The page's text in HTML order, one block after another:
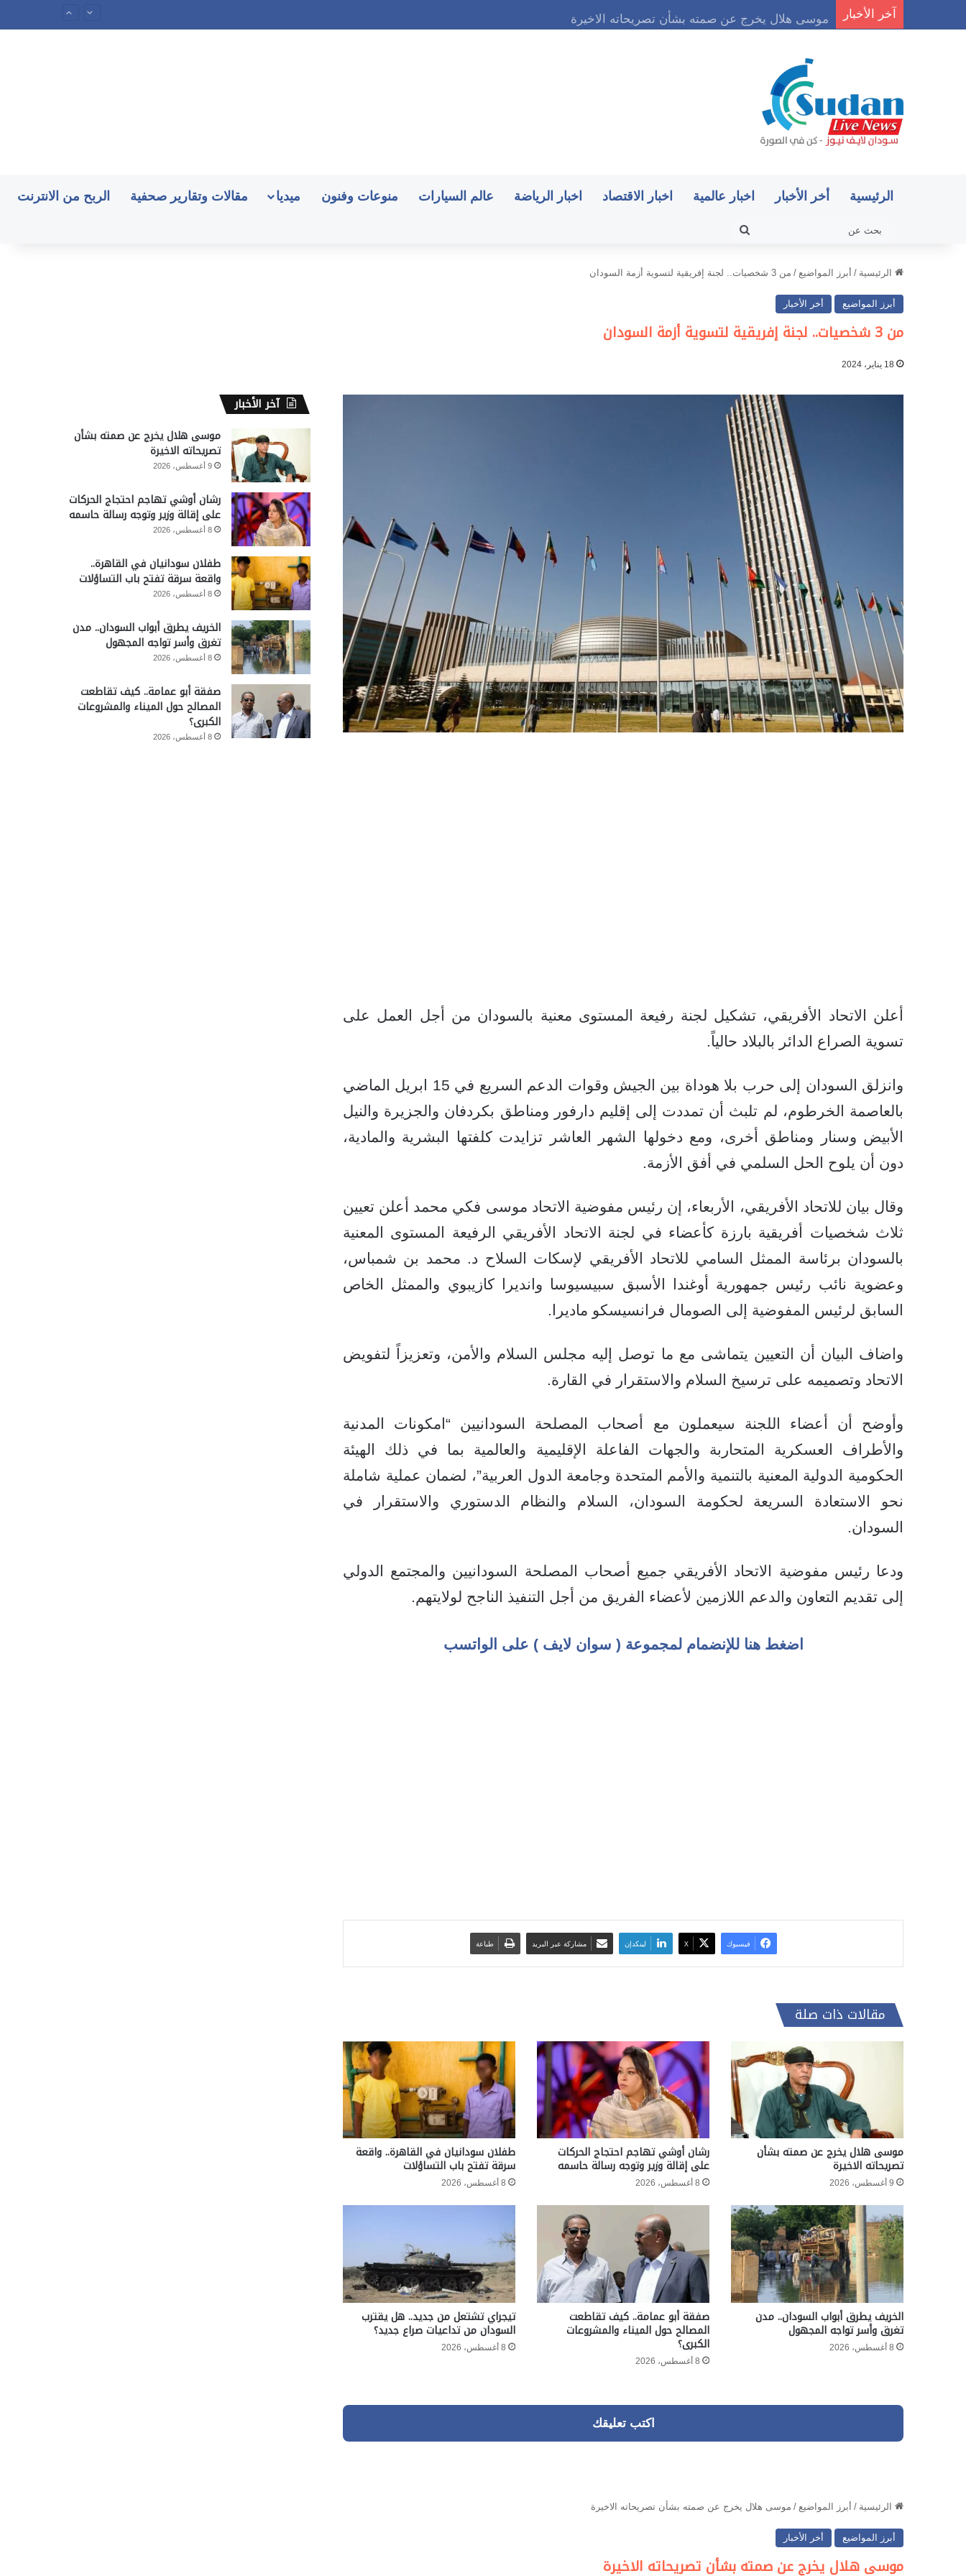
آخر الأخبار موسى هلال يخرج عن صمته بشأن تصريحاته الاخيرة
الرئيسية أخر الأخبار اخبار عالمية اخبار الاقتصاد اخبار الرياضة عالم السيارات منوعات وفنون ميديا مقالات وتقارير صحفية الربح من الانترنت
بحث
الرئيسية / أبرز المواضيع / من 3 شخصيات.. لجنة إفريقية لتسوية أزمة السودان
أبرز المواضيع أخر الأخبار
من 3 شخصيات.. لجنة إفريقية لتسوية أزمة السودان
18 يناير، 2024
أعلن الاتحاد الأفريقي، تشكيل لجنة رفيعة المستوى معنية بالسودان من أجل العمل على
تسوية الصراع الدائر بالبلاد حالياً.
وانزلق السودان إلى حرب بلا هوداة بين الجيش وقوات الدعم السريع في 15 ابريل الماضي
بالعاصمة الخرطوم، لم تلبث أن تمددت إلى إقليم دارفور ومناطق بكردفان والجزيرة والنيل
الأبيض وسنار ومناطق أخرى، ومع دخولها الشهر العاشر تزايدت كلفتها البشرية والمادية،
دون أن يلوح الحل السلمي في أفق الأزمة.
وقال بيان للاتحاد الأفريقي، الأربعاء، إن رئيس مفوضية الاتحاد موسى فكي محمد أعلن تعيين
ثلاث شخصيات أفريقية بارزة كأعضاء في لجنة الاتحاد الأفريقي الرفيعة المستوى المعنية
بالسودان برئاسة الممثل السامي للاتحاد الأفريقي لإسكات السلاح د. محمد بن شمباس،
وعضوية نائب رئيس جمهورية أوغندا الأسبق سبيسيوسا وانديرا كازيبوي والممثل الخاص
السابق لرئيس المفوضية إلى الصومال فرانسيسكو ماديرا.
واضاف البيان أن التعيين يتماشى مع ما توصل إليه مجلس السلام والأمن، وتعزيزاً لتفويض
الاتحاد وتصميمه على ترسيخ السلام والاستقرار في القارة.
وأوضح أن أعضاء اللجنة سيعملون مع أصحاب المصلحة السودانيين “امكونات المدنية
والأطراف العسكرية المتحاربة والجهات الفاعلة الإقليمية والعالمية بما في ذلك الهيئة
الحكومية الدولية المعنية بالتنمية والأمم المتحدة وجامعة الدول العربية”، لضمان عملية شاملة
نحو الاستعادة السريعة لحكومة السودان، السلام والنظام الدستوري والاستقرار في
السودان.
ودعا رئيس مفوضية الاتحاد الأفريقي جميع أصحاب المصلحة السودانيين والمجتمع الدولي
إلى تقديم التعاون والدعم اللازمين لأعضاء الفريق من أجل التنفيذ الناجح لولايتهم.
اضغط هنا للإنضمام لمجموعة ( سوان لايف ) على الواتسب
فيسبوك ‫X لينكدإن مشاركة عبر البريد طباعة
مقالات ذات صلة
موسى هلال يخرج عن صمته بشأن
تصريحاته الاخيرة
9 أغسطس، 2026
رشان أوشي تهاجم احتجاج الحركات
على إقالة وزير وتوجه رسالة حاسمه
8 أغسطس، 2026
طفلان سودانيان في القاهرة.. واقعة
سرقة تفتح باب التساؤلات
8 أغسطس، 2026
الخريف يطرق أبواب السودان.. مدن
تغرق وأسر تواجه المجهول
8 أغسطس، 2026
صفقة أبو عمامة.. كيف تقاطعت
المصالح حول الميناء والمشروعات
الكبرى؟
8 أغسطس، 2026
تيجراي تشتعل من جديد.. هل يقترب
السودان من تداعيات صراع جديد؟
8 أغسطس، 2026
اكتب تعليقك
آخر الأخبار
موسى هلال يخرج عن صمته بشأن
تصريحاته الاخيرة
9 أغسطس، 2026
رشان أوشي تهاجم احتجاج الحركات
على إقالة وزير وتوجه رسالة حاسمه
8 أغسطس، 2026
طفلان سودانيان في القاهرة..
واقعة سرقة تفتح باب التساؤلات
8 أغسطس، 2026
الخريف يطرق أبواب السودان.. مدن
تغرق وأسر تواجه المجهول
8 أغسطس، 2026
صفقة أبو عمامة.. كيف تقاطعت
المصالح حول الميناء والمشروعات
الكبرى؟
8 أغسطس، 2026